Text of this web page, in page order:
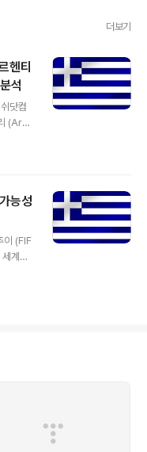
더보기
헨티
석
닷컴
(Arg
(V
능성
이 (FIF
계를
2008
피파
점수
에 언
이라